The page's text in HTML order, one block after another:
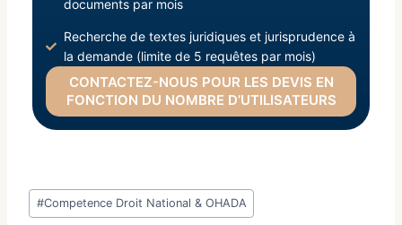
documents par mois
Recherche de textes juridiques et jurisprudence à
la demande (limite de 5 requêtes par mois)
CONTACTEZ-NOUS POUR LES DEVIS EN
FONCTION DU NOMBRE D’UTILISATEURS
#Competence Droit National & OHADA